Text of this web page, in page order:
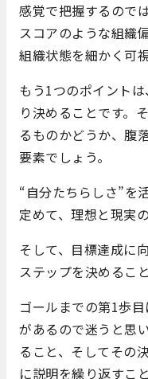
感覚で把握するので
スコアのような組織
組織状態を細かく可
もう1つのポイントは
り決めることです。
るものかどうか、腹
要素でしょう。
“自分たちらしさ”を
定めて、理想と現実
そして、目標達成に
ステップを決めること
ゴールまでの第1歩
があるので迷うと思
ること、そしてその
に説明を繰り返すこ